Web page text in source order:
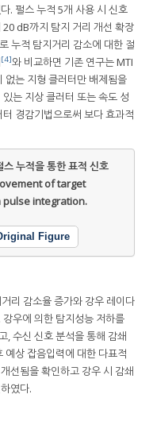
. 펄스 누적 5개 사용 시 신호
dB까지 탐지 거리 개선 확장
누적 탐지거리 감소에 대한 절
[4]와 비교하면 기존 연구는 MTI
없는 지형 클러터만 배제됨을
는 지상 클러터 또는 속도 성
경감기법으로써 보다 효과적
스 누적을 통한 표적 신호
of target
integration.
Figure
리 감소율 증가와 강우 레이다
우에 의한 탐지성능 저하를
, 수신 신호 분석을 통해 감쇄
예상 잡음입력에 대한 다표적
선됨을 확인하고 강우 시 감쇄
였다.